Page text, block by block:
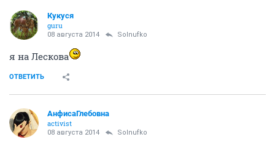
Кукуся
guru
08 августа 2014 Solnufko
я на Лескова
ОТВЕТИТЬ
АнфисаГлебовна
activist
08 августа 2014 Solnufko